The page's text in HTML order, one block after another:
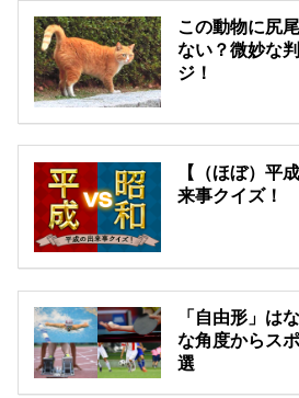
この動物に尻
ない？微妙な
ジ！
【（ほぼ）平
来事クイズ！
「自由形」は
な角度からス
選